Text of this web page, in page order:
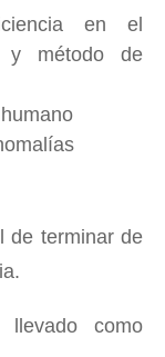
en el
y método de
de terminar de
como